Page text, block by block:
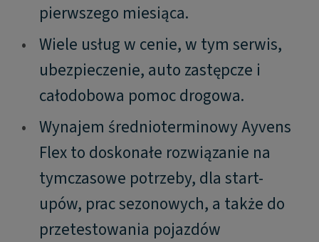
pierwszego miesiąca.
• Wiele usług w cenie, w tym serwis,
ubezpieczenie, auto zastępcze i
całodobowa pomoc drogowa.
• Wynajem średnioterminowy Ayvens
Flex to doskonałe rozwiązanie na
tymczasowe potrzeby, dla start-
upów, prac sezonowych, a także do
przetestowania pojazdów